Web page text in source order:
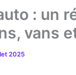
: un
vans
2025